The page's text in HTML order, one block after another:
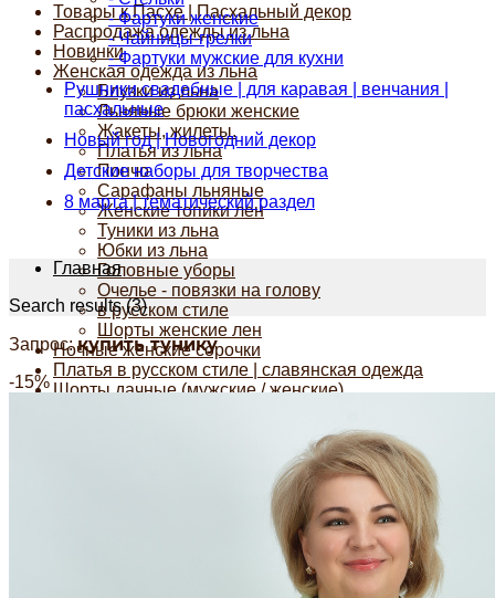
Товары к Пасхе | Пасхальный декор
Распродажа одежды из льна
Новинки
Женская одежда из льна
Блузки из льна
Льняные брюки женские
Жакеты, жилеты.
Платья из льна
Пончо
Сарафаны льняные
Женские топики лен
Туники из льна
Юбки из льна
Головные уборы
Очелье - повязки на голову
в русском стиле
Шорты женские лен
Ночные женские сорочки
Платья в русском стиле | славянская одежда
Шорты дачные (мужские / женские)
Сумки из льна для продуктов
Сумочки на шею | сумка для телефона...
Сумки через плечо женские
- Фартуки женские
- Чайницы-грелки
- Фартуки мужские для кухни
Рушники свадебные | для каравая | венчания |
пасхальные
Новый год | Новогодний декор
Детские наборы для творчества
8 марта | тематический раздел
Главная
Search results (3)
Запрос:купить тунику
-15%